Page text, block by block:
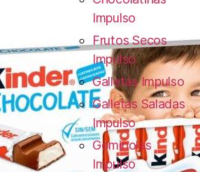
Impulso
Frutos Secos
Impulso
Galletas Impulso
Galletas Saladas
Impulso
Gominolas
Impulso